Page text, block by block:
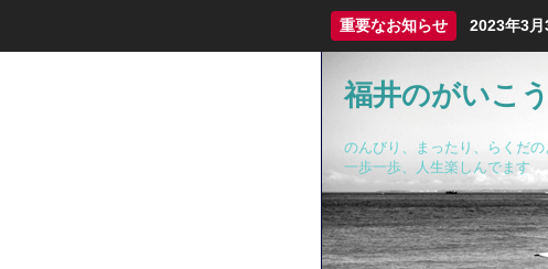
重要なお知らせ 2023年3月
福井のがいこ
のんびり、まったり、らくだの
一歩一歩、人生楽しんでます